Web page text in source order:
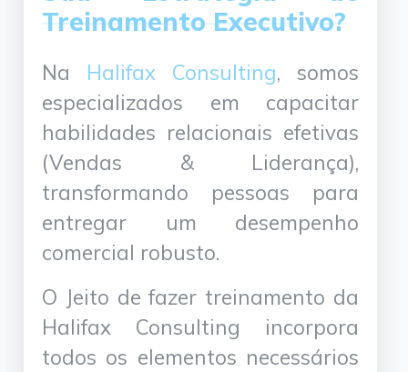
Treinamento Executivo?
Na Halifax Consulting, somos
especializados em capacitar
habilidades relacionais efetivas
(Vendas & Liderança),
transformando pessoas para
entregar um desempenho
comercial robusto.
O Jeito de fazer treinamento da
Halifax Consulting incorpora
todos os elementos necessários